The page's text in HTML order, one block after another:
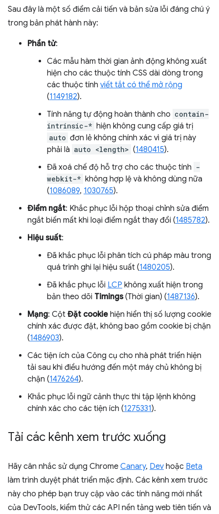
Sau đây là một số điểm cải tiến và bản sửa lỗi đáng chú ý
trong bản phát hành này:
Phần tử:
Các mẫu hàm thời gian ảnh động không xuất
hiện cho các thuộc tính CSS dài dòng trong
các thuộc tính viết tắt có thể mở rộng
(1149182).
Tính năng tự động hoàn thành cho contain-
intrinsic-* hiện không cung cấp giá trị
auto đơn lẻ không chính xác vì giá trị này
phải là auto <length> (1480415).
Đã xoá chế độ hỗ trợ cho các thuộc tính -
webkit-* không hợp lệ và không dùng nữa
(1086089, 1030765).
Điểm ngắt: Khắc phục lỗi hộp thoại chỉnh sửa điểm
ngắt biến mất khi loại điểm ngắt thay đổi (1485782).
Hiệu suất:
Đã khắc phục lỗi phân tích cú pháp màu trong
quá trình ghi lại hiệu suất (1480205).
Đã khắc phục lỗi LCP không xuất hiện trong
bản theo dõi Timings(Thời gian) (1487136).
Mạng: Cột Đặt cookie hiện hiển thị số lượng cookie
chính xác được đặt, không bao gồm cookie bị chặn
(1486903).
Các tiện ích của Công cụ cho nhà phát triển hiện
tải sau khi điều hướng đến một máy chủ không bị
chặn (1476264).
Khắc phục lỗi ngữ cảnh thực thi tập lệnh không
chính xác cho các tiện ích (1275331).
Tải các kênh xem trước xuống
Hãy cân nhắc sử dụng Chrome Canary, Dev hoặc Beta
làm trình duyệt phát triển mặc định. Các kênh xem trước
này cho phép bạn truy cập vào các tính năng mới nhất
của DevTools, kiểm thử các API nền tảng web tiên tiến và